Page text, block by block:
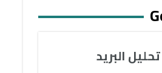
البريد